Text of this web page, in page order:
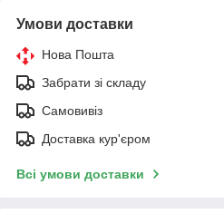
Умови доставки
Нова Пошта
Забрати зі складу
Самовивіз
Доставка кур'єром
Всі умови доставки